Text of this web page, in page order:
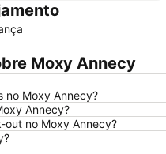
Grottes - Saint-Gervais
d'Annecy
de l'Impérial
cinéma italien
de Genève
- Petit-Saconex
of St Andre
Moxy Annecy
no Moxy Annecy?
Annecy?
out no Moxy Annecy?